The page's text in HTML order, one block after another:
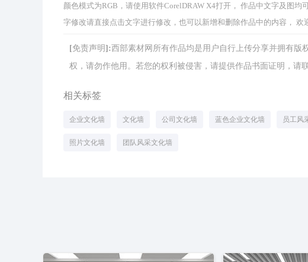
颜色模式为RGB，请使用软件CorelDRAW X4打开， 作品中文字及图
字修改请直接点击文字进行修改，也可以新增和删除作品中的内容， 欢
[免责声明]:西部素材网所有作品均是用户自行上传分享并拥有版
权，请勿作他用。若您的权利被侵害，请提供作品书面证明，请
相关标签
企业文化墙 文化墙 公司文化墙 蓝色企业文化墙 员工风
照片文化墙 团队风采文化墙